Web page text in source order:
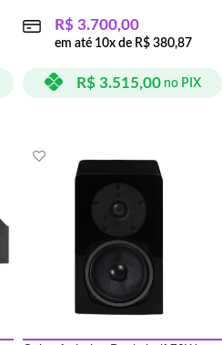
R$ 3.700,00
em até 10x de R$ 380,87
R$3.515,00 no PIX